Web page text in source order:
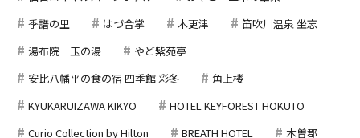
季譜の里
はづ合掌 木更津
笛吹川温泉 坐忘
湯布院 玉の湯
やど紫苑亭
安比八幡平の食の宿 四季館 彩冬
角上楼
KYUKARUIZAWA KIKYO
HOTEL KEYFOREST HOKUTO
Curio Collection by Hilton
BREATH HOTEL
木曽郡